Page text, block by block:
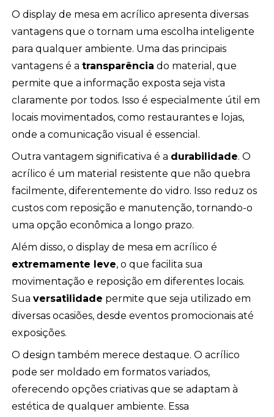
O display de mesa em acrílico apresenta diversas
vantagens que o tornam uma escolha inteligente
para qualquer ambiente. Uma das principais
vantagens é atransparência do material, que
permite que a informação exposta seja vista
claramente por todos. Isso é especialmente útil em
locais movimentados, como restaurantes e lojas,
onde a comunicação visual é essencial.
Outra vantagem significativa é a durabilidade. O
acrílico é um material resistente que não quebra
facilmente, diferentemente do vidro. Isso reduz os
custos com reposição e manutenção, tornando-o
uma opção econômica a longo prazo.
Além disso, o display de mesa em acrílico é
extremamente leve, o que facilita sua
movimentação e reposição em diferentes locais.
Suaversatilidade permite que seja utilizado em
diversas ocasiões, desde eventos promocionais até
exposições.
O design também merece destaque. O acrílico
pode ser moldado em formatos variados,
oferecendo opções criativas que se adaptam à
estética de qualquer ambiente. Essa